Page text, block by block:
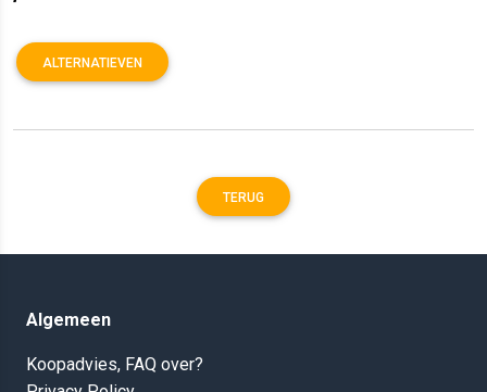
ALTERNATIEVEN
TERUG
Algemeen
Koopadvies, FAQ over?